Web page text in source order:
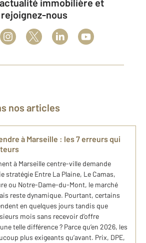
rejoignez-nous
nos articles
à Marseille : les 7 erreurs qui
à Marseille centre-ville demande
stratégie Entre La Plaine, Le Camas,
ou Notre-Dame-du-Mont, le marché
reste dynamique. Pourtant, certains
en quelques jours tandis que
mois sans recevoir d’offre
telle différence ? Parce qu’en 2026, les
plus exigeants qu’avant. Prix, DPE,